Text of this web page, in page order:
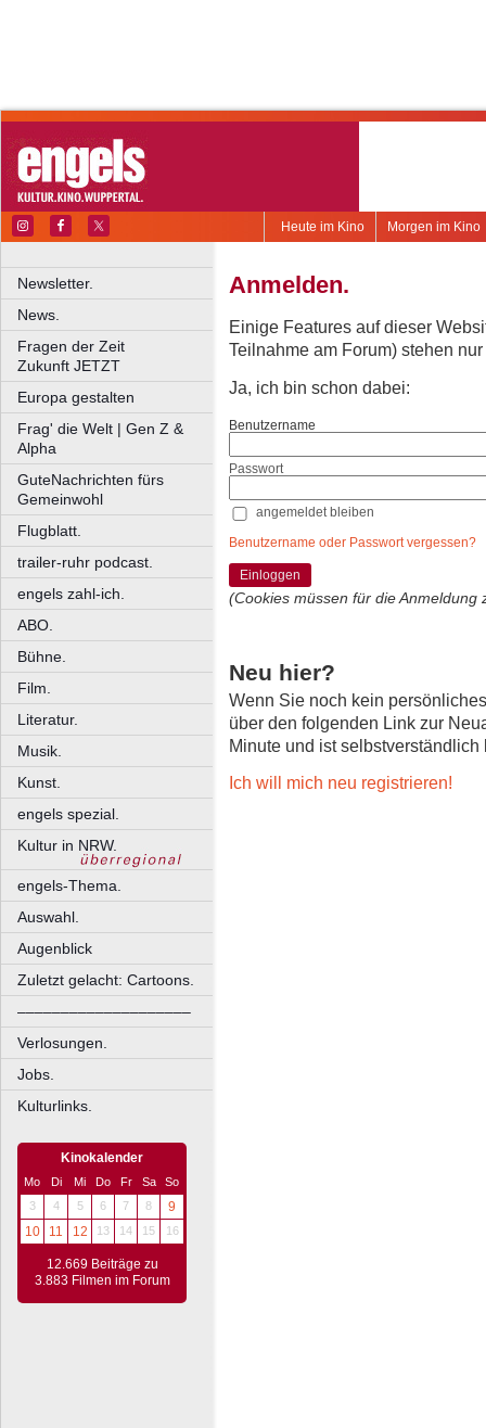
Morgen im Kino
Heute im Kino
Newsletter.
News.
Fragen der Zeit
Zukunft JETZT
Europa gestalten
Frag' die Welt | Gen Z &
Alpha
GuteNachrichten fürs
Gemeinwohl
Flugblatt.
trailer-ruhr podcast.
engels zahl-ich.
ABO.
Bühne.
Film.
Literatur.
Musik.
Kunst.
engels spezial.
Kultur in NRW.
engels-Thema.
Auswahl.
Augenblick
Zuletzt gelacht: Cartoons.
––––––––––––––––––––
Verlosungen.
Jobs.
Kulturlinks.
Kinokalender
Mo Di Mi Do Fr Sa
So
3
4 5 6 7 8
9
10
11 12 13 14 15 16
12.669 Beiträge zu
3.883 Filmen im Forum
Anmelden.
Einige Features auf dieser
Teilnahme am Forum) stehen
Ja, ich bin schon dabei:
Benutzername
Passwort
angemeldet bleiben
Benutzername oder Passwort vergessen?
Einloggen
(Cookies müssen für die Anmeldung
Neu hier?
Wenn Sie noch kein
über den folgenden Link zur
Minute und ist selbstverständlich
Ich will mich neu registrieren!